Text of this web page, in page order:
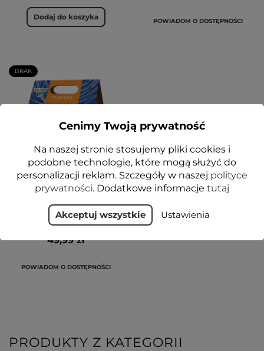
Dodaj do koszyka POWIADOM O DOSTĘPNOŚCI
BRAK
ZESTAW PIELĘGNACYJNY
(Koncentrat + krem na
noc)- Floslek
49,99 zł
POWIADOM O DOSTĘPNOŚCI
PRODUKTY Z KATEGORII
Cenimy Twoją prywatność
Na naszej stronie stosujemy pliki cookies i
podobne technologie, które mogą służyć do
personalizacji reklam. Szczegóły w naszej polityce
prywatności. Dodatkowe informacje tutaj
Akceptuj wszystkie Ustawienia